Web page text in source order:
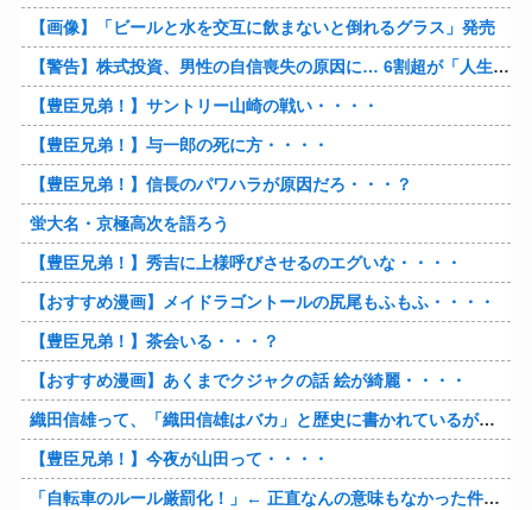
【画像】「ビールと水を交互に飲まないと倒れるグラス」発売
【警告】株式投資、男性の自信喪失の原因に… 6割超が「人生の敗者」自認
【豊臣兄弟！】サントリー山崎の戦い・・・・
【豊臣兄弟！】与一郎の死に方・・・・
【豊臣兄弟！】信長のパワハラが原因だろ・・・？
蛍大名・京極高次を語ろう
【豊臣兄弟！】秀吉に上様呼びさせるのエグいな・・・・
【おすすめ漫画】メイドラゴントールの尻尾もふもふ・・・・
【豊臣兄弟！】茶会いる・・・？
【おすすめ漫画】あくまでクジャクの話 絵が綺麗・・・・
織田信雄って、「織田信雄はバカ」と歴史に書かれているが今まで家が残っているんでバカではないよな？
【豊臣兄弟！】今夜が山田って・・・・
「自転車のルール厳罰化！」← 正直なんの意味もなかった件www